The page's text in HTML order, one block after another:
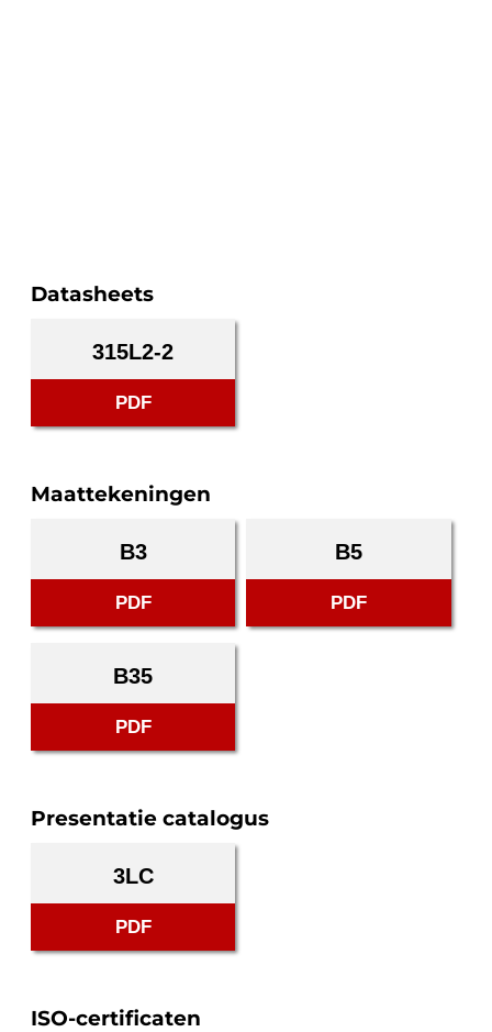
Datasheets
315L2-2
PDF
Maattekeningen
B3
PDF
B5
PDF
B35
PDF
Presentatie catalogus
3LC
PDF
ISO-certificaten